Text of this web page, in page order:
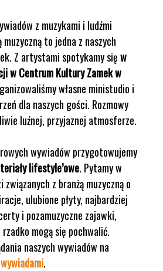
z muzykami i ludźmi
muzyczną to jedna z naszych
Z artystami spotykamy sięw
w Centrum Kultury Zamek w
własne ministudio i
dla naszych gości. Rozmowy
luźnej, przyjaznej atmosferze.
wywiadów przygotowujemy
lifestyle’owe. Pytamy w
z branżą muzyczną o
ulubione płyty, najbardziej
i pozamuzyczne zajawki,
mogą się pochwalić.
naszych wywiadów na
.